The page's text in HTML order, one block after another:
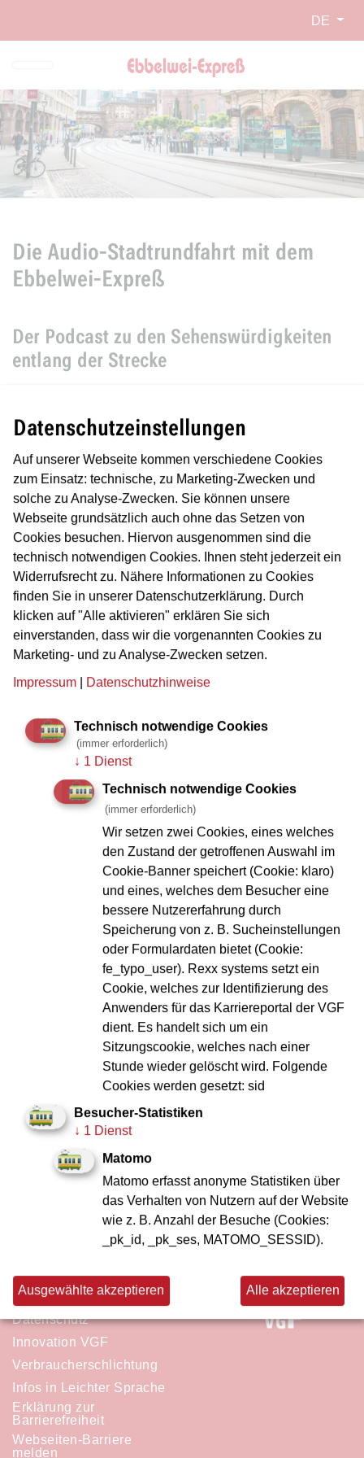
DE
Die Audio-Stadtrundfahrt mit dem
Ebbelwei-Expreß
Der Podcast zu den Sehenswürdigkeiten
entlang der Strecke
Der Ebbelwei-Express fährt auf seinem rund 1-stündigen
Rundkurs durch die Stadt an zahlreichen Frankfurter
Sehenswürdigkeiten entlang. Damit unsere Fahrgäste
diese Sehenswürdigkeiten nicht nur optisch genießen
können, haben wir einen Podcast produziert, der Sie auch
akustisch auf Ihrer Sightseeing-Tour begleitet.
Alle Informationen zur Stadtrundfahrt aus dem Podcast
finden Sie zum Nachlesen und Anhören direkt hier auf der
Seite nach Haltestellen sortiert. Je Haltestelle haben wir
die MP3-Audio-Dateien zum Anhören und die Texte zum
Mit- und Nachlesen auf der Webseite eingebunden.
Direkt zum ersten Kapitel: Einleitung
Kartenübersicht
Podcast herunterladen
Sie können auch den gesamten Podcast, mit allen
Kapiteln, herunterladen.
Hochdeutsch (ZIP)
Hessisch (ZIP)
Englisch (ZIP)
Kontakt
Impressum
Datenschutz
Innovation VGF
Verbraucherschlichtung
Infos in Leichter Sprache
Erklärung zur
Barrierefreiheit
Webseiten-Barriere
melden
der
Datenschutzeinstellungen
Auf unserer Webseite kommen verschiedene Cookies
zum Einsatz: technische, zu Marketing-Zwecken und
solche zu Analyse-Zwecken. Sie können unsere
Webseite grundsätzlich auch ohne das Setzen von
Cookies besuchen. Hiervon ausgenommen sind die
technisch notwendigen Cookies. Ihnen steht jederzeit ein
Widerrufsrecht zu. Nähere Informationen zu Cookies
finden Sie in unserer Datenschutzerklärung. Durch
klicken auf "Alle aktivieren" erklären Sie sich
einverstanden, dass wir die vorgenannten Cookies zu
Marketing- und zu Analyse-Zwecken setzen.
Impressum
Datenschutzhinweise
Technisch notwendige Cookies
(immer erforderlich)
↓ 1 Dienst
Technisch notwendige Cookies
(immer erforderlich)
Wir setzen zwei Cookies, eines welches
den Zustand der getroffenen Auswahl im
Cookie-Banner speichert (Cookie: klaro)
und eines, welches dem Besucher eine
bessere Nutzererfahrung durch
Speicherung von z. B. Sucheinstellungen
oder Formulardaten bietet (Cookie:
fe_typo_user). Rexx systems setzt ein
Cookie, welches zur Identifizierung des
Anwenders für das Karriereportal der VGF
dient. Es handelt sich um ein
Sitzungscookie, welches nach einer
Stunde wieder gelöscht wird. Folgende
Cookies werden gesetzt: sid
Besucher-Statistiken
↓ 1 Dienst
Matomo
Matomo erfasst anonyme Statistiken über
das Verhalten von Nutzern auf der Website
wie z. B. Anzahl der Besuche (Cookies:
_pk_id, _pk_ses, MATOMO_SESSID).
Ausgewählte akzeptieren Alle akzeptieren